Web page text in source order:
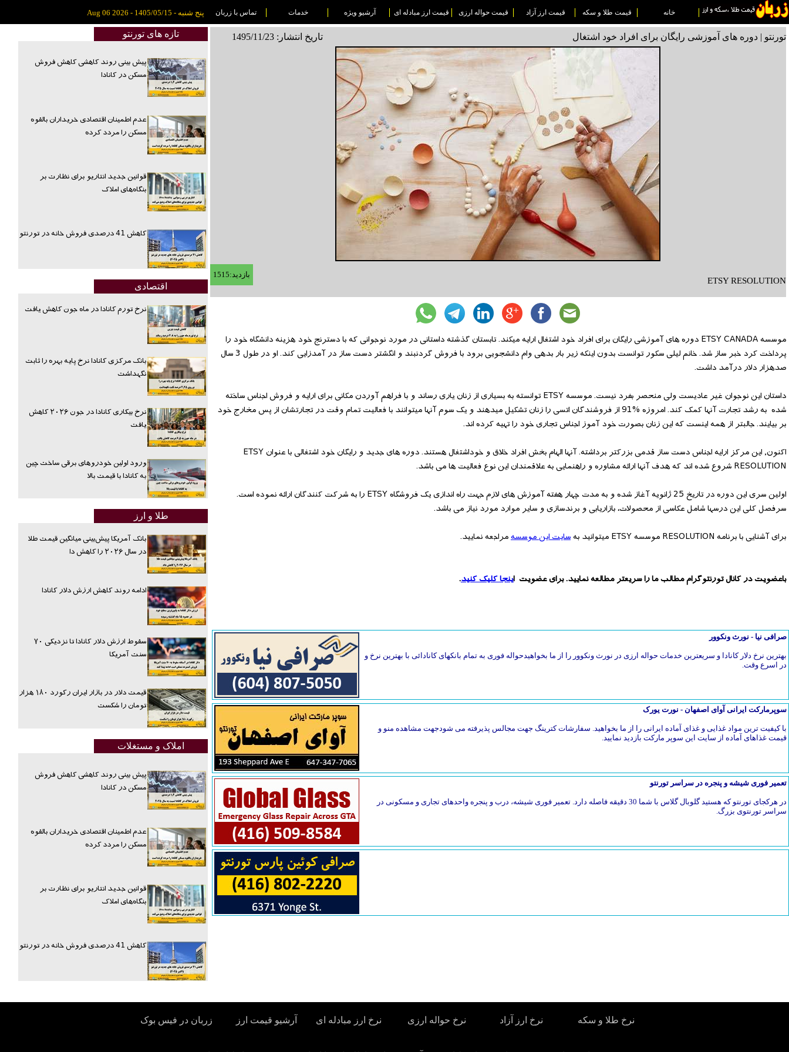
خانه قیمت طلا و سکه قیمت ارز آزاد قیمت حواله ارزی قیمت ارز مبادله ای آرشیو ویژه خدمات تماس با زربان پنج شنبه - 1405/05/15 - Aug 06 2026
تورنتو | دوره های آموزشی رایگان برای افراد خود اشتغال تاریخ انتشار: 1495/11/23
ETSY RESOLUTION
بازدید:1515
موسسه ETSY CANADA دوره های آموزشی رایگان برای افراد خود اشتغال ارایه میکند. تابستان گذشته داستانی در مورد نوجوانی که با دسترنج خود هزینه دانشگاه خود را
پرداخت کرد خبر ساز شد. خانم لیلی سکور توانست بدون اینکه زیر بار بدهی وام دانشجویی برود با فروش گردنبند و انگشتر دست ساز در آمدزایی کند. او در طول 3 سال
صدهزار دلار درآمد داشت.
داستان این نوجوان غیر عادیست ولی منحصر بفرد نیست. موسسه ETSY توانسته به بسیاری از زنان یاری رساند و با فراهم آوردن مکانی برای ارایه و فروش اجناس ساخته
شده به رشد تجارت آنها کمک کند. امروزه %91 از فروشندگان اتسی را زنان تشکیل میدهند و یک سوم آنها میتوانند با فعالیت تمام وقت در تجارتشان از پس مخارج خود
بر بیایند. جالبتر از همه اینست که این زنان بصورت خود آموز اجناس تجاری خود را تهیه کرده اند.
اکنون, این مرکز ارایه اجناس دست ساز قدمی بزرکتر برداشته. آنها الهام بخش افراد خلاق و خوداشتغال هستند. دوره های جدید و رایگان خود اشتغالی با عنوان ETSY
RESOLUTION شروع شده اند که هدف آنها ارائه مشاوره و راهنمایی به علاقمندان این نوع فعالیت ها می باشد.
اولین سری این دوره در تاریخ 25 ژانویه آغاز شده و به مدت چهار هفته آموزش های لازم جهت راه اندازی یک فروشگاه ETSY را به شرکت کنندگان ارائه نموده است.
سرفصل کلی این درسها شامل عکاسی از محصولات، بازاریابی و برندسازی و سایر موارد مورد نیاز می باشد.
برای آشنایی با برنامه RESOLUTION موسسه ETSY میتوانید به
سایت این موسسهمراجعه نمایید.
باعضویت در کانال تورنتوگرام مطالب ما را سریعتر مطالعه نمایید. برای عضویت اینجا کلیک کنید.
صرافی نیا - نورث ونکوور
بهترین نرخ دلار کانادا و سریعترین خدمات حواله ارزی در نورث ونکوور را از ما بخواهیدحواله فوری به تمام بانکهای کانادائی با بهترین نرخ و
در اسرع وقت.
سوپرمارکت ایرانی آوای اصفهان - نورت یورک
با کیفیت ترین مواد غذایی و غذای آماده ایرانی را از ما بخواهید. سفارشات کترینگ جهت مجالس پذیرفته می شودجهت مشاهده منو و
قیمت غذاهای آماده از سایت این سوپر مارکت بازدید نمایید.
تعمیر فوری شیشه و پنجره در سراسر تورنتو
در هرکجای تورنتو که هستید گلوبال گلاس با شما 30 دقیقه فاصله دارد. تعمیر فوری شیشه، درب و پنجره واحدهای تجاری و مسکونی در
سراسر تورنتوی بزرگ.
تازه های تورنتو
پیش بینی روند کاهشی کاهش فروش
مسکن در کانادا
عدم اطمینان اقتصادی خریداران بالقوه
مسکن را مردد کرده
قوانین جدید انتاریو برای نظارت بر
بنگاه‌های املاک
کاهش 41 درصدی فروش خانه در تورنتو
اقتصادی
نرخ تورم کانادا در ماه جون کاهش یافت
بانک مرکزی کانادا نرخ پایه بهره را ثابت
نگهداشت
نرخ بیکاری کانادا در جون ۲۰۲۶ کاهش
یافت
ورود اولین خودروهای برقی ساخت چین
به کانادا با قیمت بالا
طلا و ارز
بانک آمریکا پیش‌بینی میانگین قیمت طلا
در سال ۲۰۲۶ را کاهش دا
ادامه روند کاهش ارزش دلار کانادا
سقوط ارزش دلار کانادا تا نزدیکی ۷۰
سنت آمریکا
قیمت دلار در بازار ایران رکورد ۱۸۰ هزار
تومان را شکست
املاک و مستغلات
پیش بینی روند کاهشی کاهش فروش
مسکن در کانادا
عدم اطمینان اقتصادی خریداران بالقوه
مسکن را مردد کرده
قوانین جدید انتاریو برای نظارت بر
بنگاه‌های املاک
کاهش 41 درصدی فروش خانه در تورنتو
نرخ طلا و سکه نرخ ارز آزاد نرخ حواله ارزی نرخ ارز مبادله ای آرشیو قیمت ارز زربان در فیس بوک